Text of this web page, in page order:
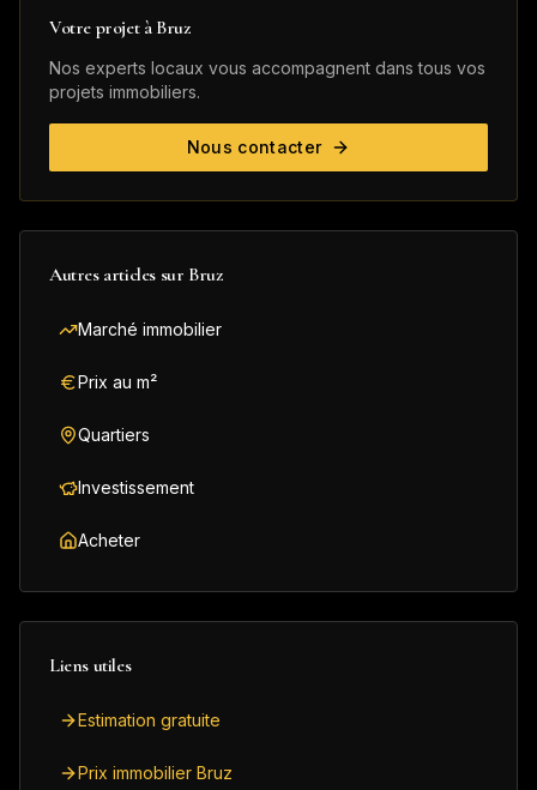
Votre projet à Bruz
Nos experts locaux vous accompagnent dans tous vos
projets immobiliers.
Nous contacter
Autres articles sur Bruz
Marché immobilier
Prix au m²
Quartiers
Investissement
Acheter
Liens utiles
Estimation gratuite
Prix immobilier Bruz